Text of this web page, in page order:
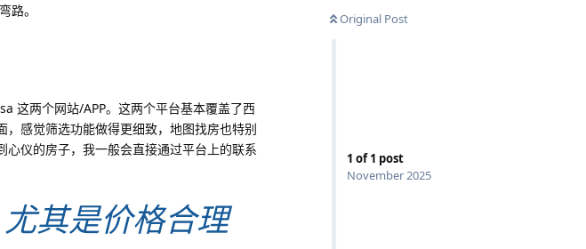
Original Post
1 of1 post
November 2025
路。
这两个网站/APP。这两个平台基本覆盖了西
感觉筛选功能做得更细致，地图找房也特别
仪的房子，我一般会直接通过平台上的联系
其是价格合理